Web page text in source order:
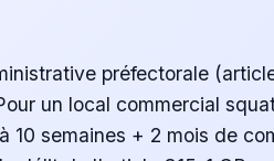
préfectorale
un local commercial
10 semaines + 2 mois de